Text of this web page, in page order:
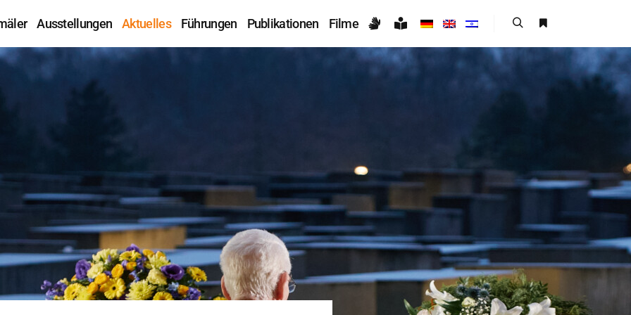
Ausstellungen Aktuelles Führungen Publikationen Filme